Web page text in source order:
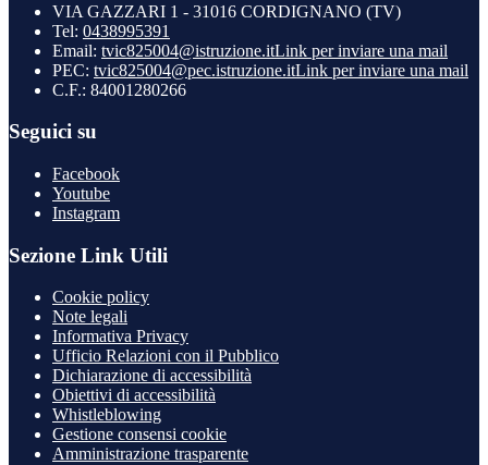
VIA GAZZARI 1 - 31016 CORDIGNANO (TV)
Tel: 0438995391
Email: tvic825004@istruzione.itLink per inviare una mail
PEC: tvic825004@pec.istruzione.itLink per inviare una mail
C.F.: 84001280266
Seguici su
Facebook
Youtube
Instagram
Sezione Link Utili
Cookie policy
Note legali
Informativa Privacy
Ufficio Relazioni con il Pubblico
Dichiarazione di accessibilità
Obiettivi di accessibilità
Whistleblowing
Gestione consensi cookie
Amministrazione trasparente